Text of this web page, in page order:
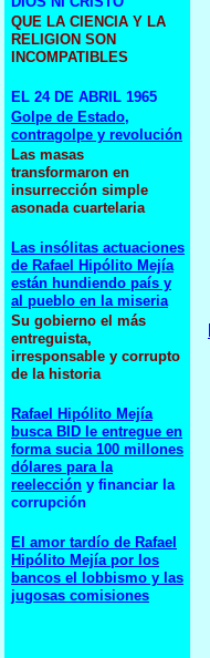
QUE LA CIENCIA Y LA
RELIGION SON
INCOMPATIBLES
EL 24 DE ABRIL 1965
Golpe de Estado,
contragolpe y revolución
Las masas
transformaron en
insurrección simple
asonada cuartelaria
Las insólitas actuaciones
de Rafael Hipólito Mejía
están hundiendo país y
al pueblo en la miseria
Su gobierno el más
entreguista,
irresponsable y corrupto
de la historia
Rafael Hipólito Mejía
busca BID le entregue en
forma sucia 100 millones
dólares para la
reelección y financiar la
corrupción
El amor tardío de Rafael
Hipólito Mejía por los
bancos el lobbismo y las
jugosas comisiones